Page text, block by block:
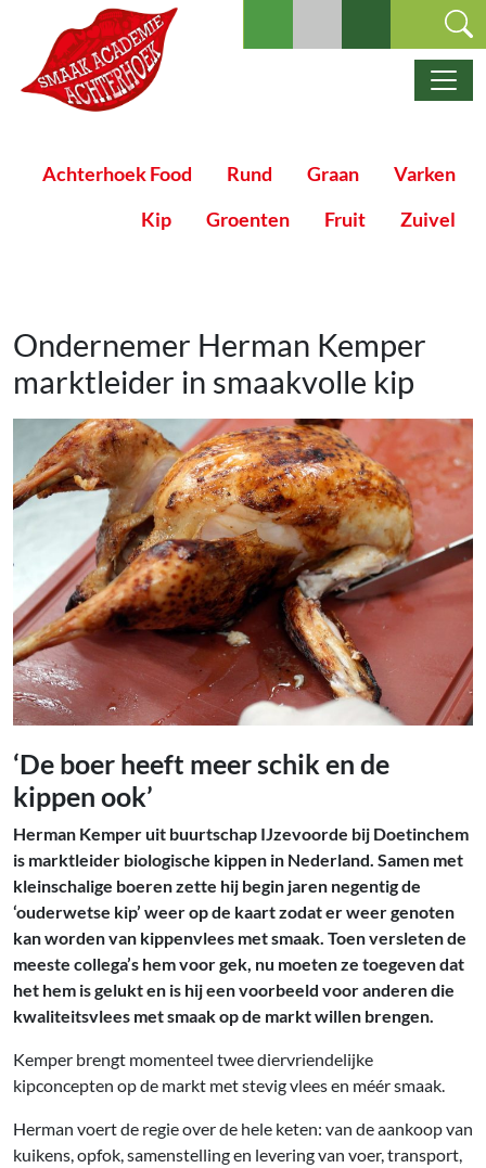
Ga naar de inhoud
Hoofdnavigatie
Achterhoek Food Rund Graan
Varken
Kip
Groenten Fruit Zuivel
Ondernemer Herman Kemper
marktleider in smaakvolle kip
‘De boer heeft meer schik en de
kippen ook’
Herman Kemper uit buurtschap IJzevoorde bij Doetinchem
is marktleider biologische kippen in Nederland. Samen met
kleinschalige boeren zette hij begin jaren negentig de
‘ouderwetse kip’ weer op de kaart zodat er weer genoten
kan worden van kippenvlees met smaak. Toen versleten de
meeste collega’s hem voor gek, nu moeten ze toegeven dat
het hem is gelukt en is hij een voorbeeld voor anderen die
kwaliteitsvlees met smaak op de markt willen brengen.
Kemper brengt momenteel twee diervriendelijke
kipconcepten op de markt met stevig vlees en méér smaak.
Herman voert de regie over de hele keten: van de aankoop van
kuikens, opfok, samenstelling en levering van voer, transport,